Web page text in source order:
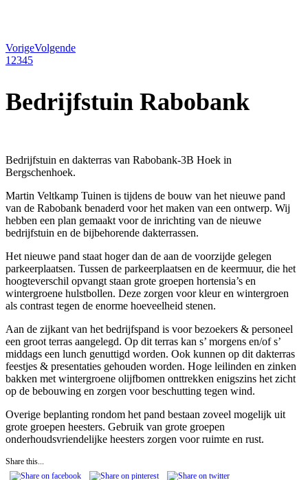
VorigeVolgende
1 2345
Bedrijfstuin Rabobank
Bedrijfstuin en dakterras van Rabobank-3B Hoek in
Bergschenhoek.
Martin Veltkamp Tuinen is tijdens de bouw van het nieuwe pand
van de Rabobank benaderd voor het maken van een ontwerp. Wij
hebben een plan gemaakt voor de inrichting van de nieuwe
bedrijfstuin en de bijbehorende dakterrassen.
Het nieuwe pand staat hoger dan de aan de voorzijde gelegen
parkeerplaatsen. Tussen de parkeerplaatsen en de keermuur, die het
hoogteverschil opvangt staan grote groepen hortensia’s en
wintergroene hulstbollen. Deze zorgen voor kleur en wintergroen
als contrast tegen de enorme hoeveelheid stenen.
Aan de zijkant van het bedrijfspand is voor bezoekers & personeel
een groot terras aangelegd. Op dit terras kan s’ morgens en/of s’
middags een lunch genuttigd worden. Ook kunnen op dit dakterras
feestjes & presentaties gehouden worden. Hoge leilinden en zinken
bakken met wintergroene olijfbomen onttrekken enigszins het zicht
op de bebouwing en zorgen voor beschutting tegen wind.
Overige beplanting rondom het pand bestaan zoveel mogelijk uit
grote groepen heesters. Gebruik van grote groepen
onderhoudsvriendelijke heesters zorgen voor ruimte en rust.
Share this...